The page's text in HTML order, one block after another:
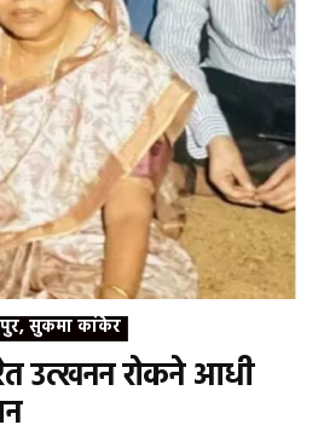
सुकमा कांकेर
उत्खनन रोकने आधी